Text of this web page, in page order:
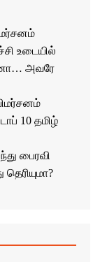
உடையில்
அவரே
10 தமிழ்
பைரவி